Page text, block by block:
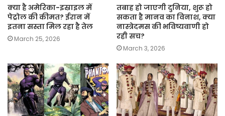
क्या है अमेरिका-इस्राइल में
पेट्रोल की कीमत? ईरान में
इतना सस्ता मिल रहा है तेल
March 25, 2026
तबाह हो जाएगी दुनिया, शुरू हो
सकता है मानव का विनाश, क्या
नास्त्रेदमस की भविष्यवाणी हो
रही सच?
March 3, 2026